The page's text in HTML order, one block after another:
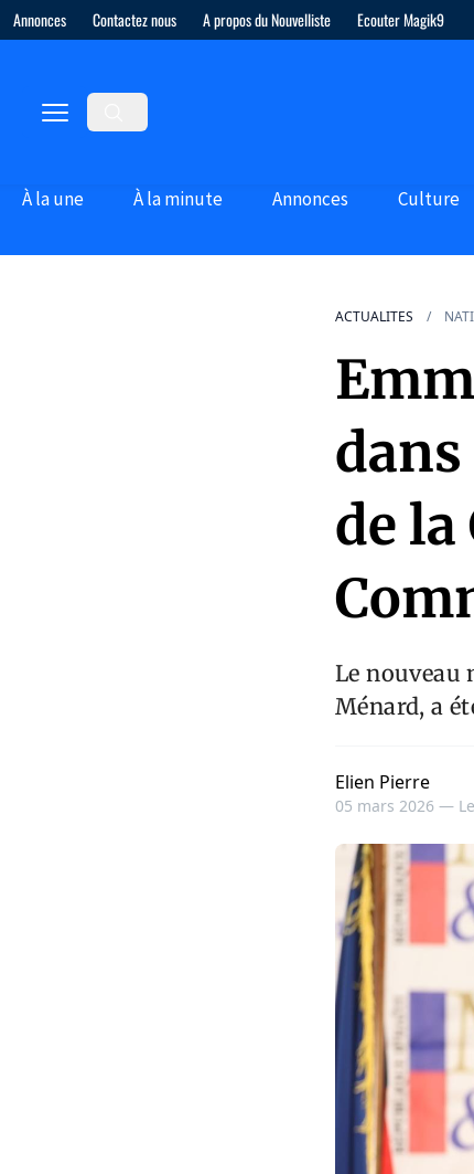
Annonces Contactez nous A propos du Nouvelliste Ecouter Magik9
À la une À la minute Annonces Culture
ACTUALITES
de la
Le nouveau
Ménard, a
Elien Pierre
05 mars 2026 —